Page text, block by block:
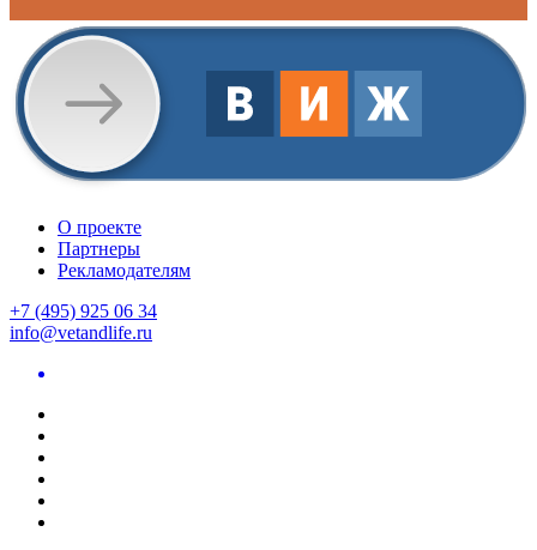
О проекте
Партнеры
Рекламодателям
+7 (495) 925 06 34
info@vetandlife.ru